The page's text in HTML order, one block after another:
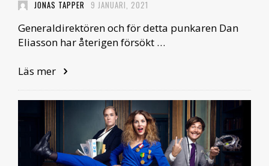
JONAS TAPPER 9 JANUARI, 2021
Generaldirektören och för detta punkaren Dan
Eliasson har återigen försökt …
Läs mer